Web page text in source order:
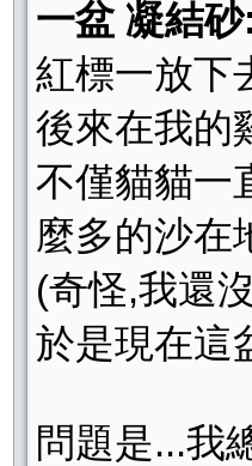
一盆 凝結
紅標一放下
後來在我的
不僅貓貓一
麼多的沙在
(奇怪,我還
於是現在這
問題是...我